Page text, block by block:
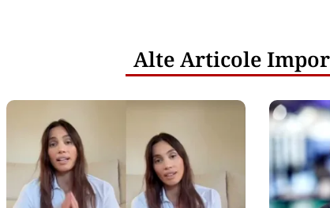
Alte Articole